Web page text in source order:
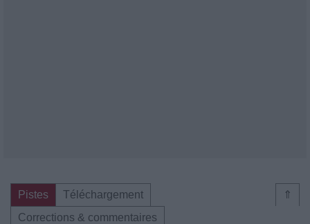
⇑
Pistes
Téléchargement
Corrections & commentaires